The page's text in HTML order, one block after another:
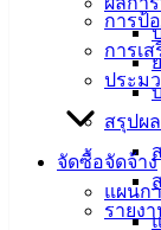
สรุปผ
รายง
การป้
การเ
ประม
จัดซื้อจัดจ้าง
แผนก
ข่าวสาร
อิเล็กทรอนิ
องค์
ความรู้
(Knowledge
Management)